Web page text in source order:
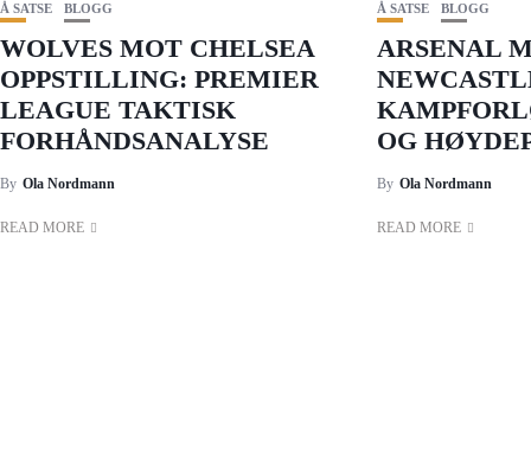
Å SATSE BLOGG
WOLVES MOT CHELSEA
OPPSTILLING: PREMIER
LEAGUE TAKTISK
FORHÅNDSANALYSE
By Ola Nordmann
READ MORE
Å SATSE BLOGG
ARSENAL
OG
By Ola Nordmann
READ MORE